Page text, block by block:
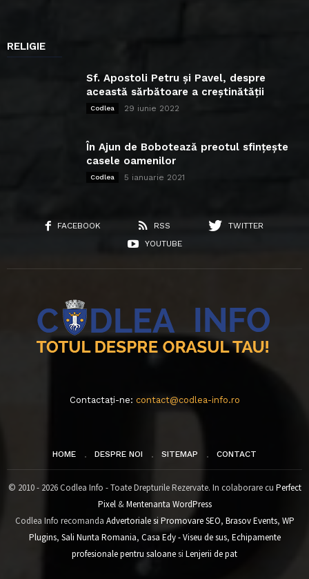
RELIGIE
Sf. Apostoli Petru și Pavel, despre
această sărbătoare a creștinătății
Codlea 29 iunie 2022
În Ajun de Bobotează preotul sfințește
casele oamenilor
Codlea 5 ianuarie 2021
FACEBOOK RSS
TWITTER
YOUTUBE
Contactați-ne: contact@codlea-info.ro
HOME DESPRE NOI SITEMAP CONTACT
© 2010 - 2026 Codlea Info - Toate Drepturile Rezervate. In colaborare cu Perfect
Pixel&Mentenanta WordPress
Codlea Info recomanda Advertoriale si Promovare SEO, Brasov Events, WP
Plugins, Sali Nunta Romania, Casa Edy - Viseu de sus, Echipamente
profesionale pentru saloanesi Lenjerii de pat